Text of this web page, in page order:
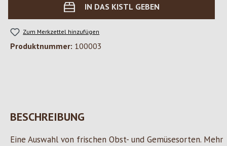
IN DAS KISTL GEBEN
Zum Merkzettel hinzufügen
Produktnummer: 100003
BESCHREIBUNG
Eine Auswahl von frischen Obst- und Gemüsesorten. Mehr